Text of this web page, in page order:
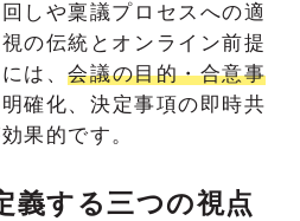
しや稟議プロセスへの適
の伝統とオンライン前提
は、会議の目的・合意事
確化、決定事項の即時共
果的です。
義する三つの視点